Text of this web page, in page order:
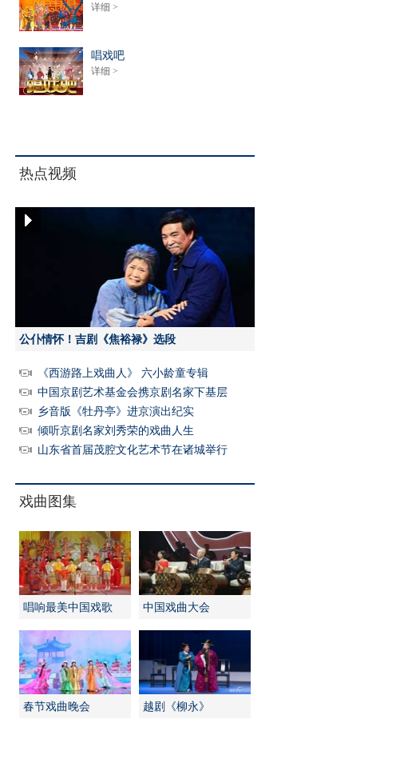
详细 >
唱戏吧
详细 >
热点视频
公仆情怀！吉剧《焦裕禄》选段
《西游路上戏曲人》 六小龄童专辑
中国京剧艺术基金会携京剧名家下基层
乡音版《牡丹亭》进京演出纪实
倾听京剧名家刘秀荣的戏曲人生
山东省首届茂腔文化艺术节在诸城举行
戏曲图集
唱响最美中国戏歌 中国戏曲大会
春节戏曲晚会 越剧《柳永》